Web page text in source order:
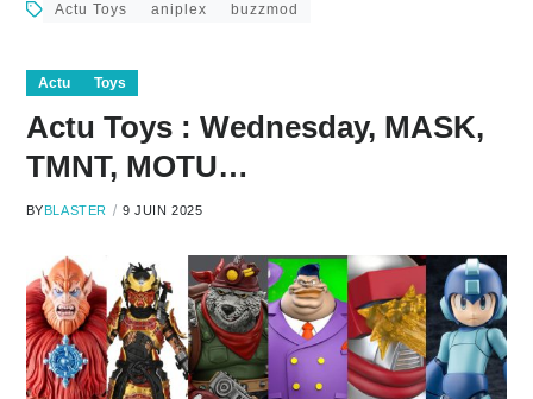
Actu Toys aniplex buzzmod
Actu Toys
Actu Toys : Wednesday, MASK,
TMNT, MOTU…
BY BLASTER 9 JUIN 2025